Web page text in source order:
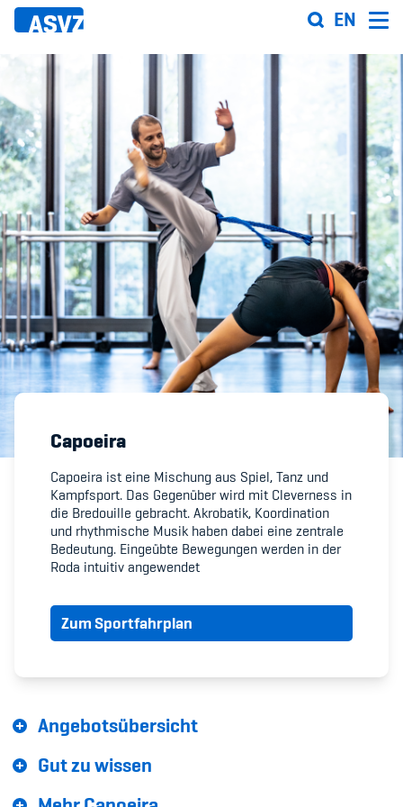
Direkt
zum
EN
Sportfahrplan
Sportarten
Sportanlagen
Events
ASVZ@home
Member's Manual / FAQ
Fairplay
Teilnahmeberechtigung
Diversität & Inklusion
Capoeira
Capoeira ist eine Mischung aus Spiel, Tanz und
Kampfsport. Das Gegenüber wird mit Cleverness in
die Bredouille gebracht. Akrobatik, Koordination
und rhythmische Musik haben dabei eine zentrale
Bedeutung. Eingeübte Bewegungen werden in der
Roda intuitiv angewendet
Zum Sportfahrplan
Angebotsübersicht
Gut zu wissen